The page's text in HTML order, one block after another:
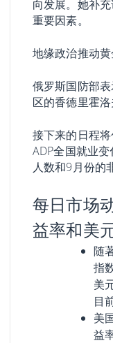
向发展。她补
重要因素。
地缘政治推动
俄罗斯国防部
区的香德里霍洛
接下来的日程
ADP全国就业
人数和9月份的
每日市场
益率和美
随
指
美
目
美
益